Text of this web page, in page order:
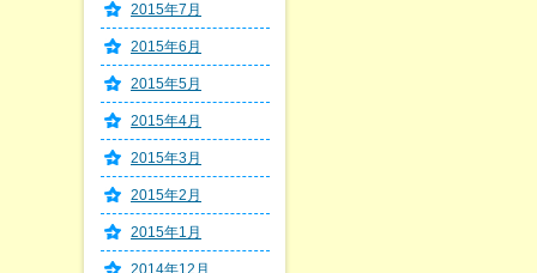
2015年7月
2015年6月
2015年5月
2015年4月
2015年3月
2015年2月
2015年1月
2014年12月